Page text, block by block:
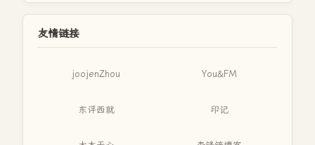
友情链接
joojenZhou You&FM
东评西就 印记